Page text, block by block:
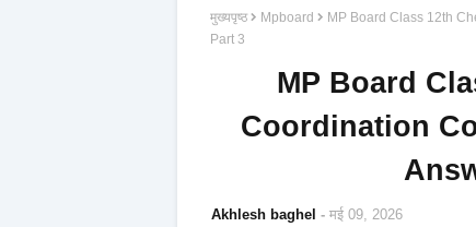
मुख्यपृष्ठ Mpboard
MP Board Class 12th
Part 3
MP Board
Coordination
Akhlesh baghel मई 09, 2026